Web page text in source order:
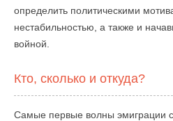
определить политическими
нестабильностью, а также и
войной.
Кто, сколько и откуда?
Самые первые волны эмиграции